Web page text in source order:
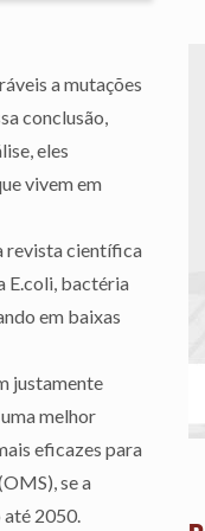
a mutações
conclusão,
eles
vivem em
revista científica
E.coli, bactéria
em baixas
justamente
melhor
eficazes para
se a
até 2050.